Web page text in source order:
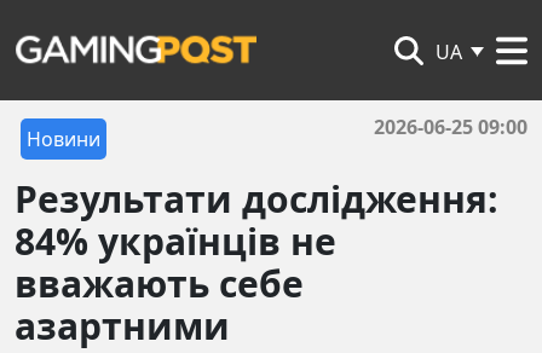
UA
Новини 2026-06-25 09:00
Результати дослідження:
84% українців не
вважають себе
азартними